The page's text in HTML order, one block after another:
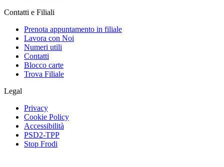
Contatti e Filiali
Prenota appuntamento in filiale
Lavora con Noi
Numeri utili
Contatti
Blocco carte
Trova Filiale
Legal
Privacy
Cookie Policy
Accessibilità
PSD2-TPP
Stop Frodi